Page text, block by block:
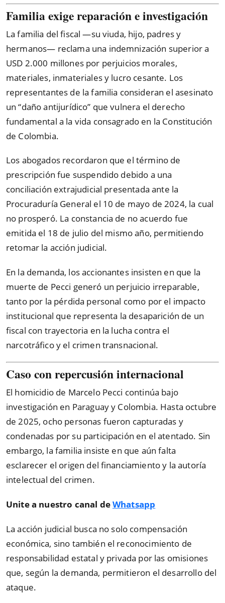
Familia exige reparación e investigación
La familia del fiscal —su viuda, hijo, padres y
hermanos— reclama una indemnización superior a
USD 2.000 millones por perjuicios morales,
materiales, inmateriales y lucro cesante. Los
representantes de la familia consideran el asesinato
un “daño antijurídico” que vulnera el derecho
fundamental a la vida consagrado en la Constitución
de Colombia.
Los abogados recordaron que el término de
prescripción fue suspendido debido a una
conciliación extrajudicial presentada ante la
Procuraduría General el 10 de mayo de 2024, la cual
no prosperó. La constancia de no acuerdo fue
emitida el 18 de julio del mismo año, permitiendo
retomar la acción judicial.
En la demanda, los accionantes insisten en que la
muerte de Pecci generó un perjuicio irreparable,
tanto por la pérdida personal como por el impacto
institucional que representa la desaparición de un
fiscal con trayectoria en la lucha contra el
narcotráfico y el crimen transnacional.
Caso con repercusión internacional
El homicidio de Marcelo Pecci continúa bajo
investigación en Paraguay y Colombia. Hasta octubre
de 2025, ocho personas fueron capturadas y
condenadas por su participación en el atentado. Sin
embargo, la familia insiste en que aún falta
esclarecer el origen del financiamiento y la autoría
intelectual del crimen.
Unite a nuestro canal deWhatsapp
La acción judicial busca no solo compensación
económica, sino también el reconocimiento de
responsabilidad estatal y privada por las omisiones
que, según la demanda, permitieron el desarrollo del
ataque.